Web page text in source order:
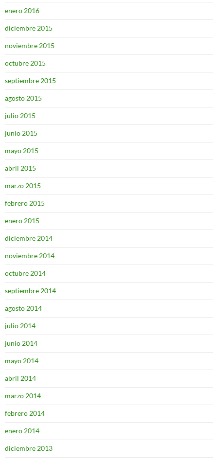
enero 2016
diciembre 2015
noviembre 2015
octubre 2015
septiembre 2015
agosto 2015
julio 2015
junio 2015
mayo 2015
abril 2015
marzo 2015
febrero 2015
enero 2015
diciembre 2014
noviembre 2014
octubre 2014
septiembre 2014
agosto 2014
julio 2014
junio 2014
mayo 2014
abril 2014
marzo 2014
febrero 2014
enero 2014
diciembre 2013